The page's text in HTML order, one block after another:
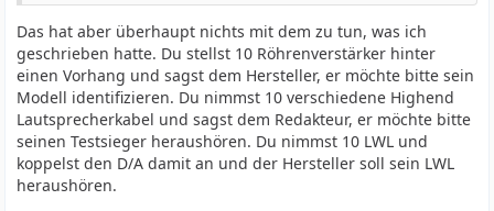
Das hat aber überhaupt nichts mit dem zu tun, was ich
geschrieben hatte. Du stellst 10 Röhrenverstärker hinter
einen Vorhang und sagst dem Hersteller, er möchte bitte sein
Modell identifizieren. Du nimmst 10 verschiedene Highend
Lautsprecherkabel und sagst dem Redakteur, er möchte bitte
seinen Testsieger heraushören. Du nimmst 10 LWL und
koppelst den D/A damit an und der Hersteller soll sein LWL
heraushören.